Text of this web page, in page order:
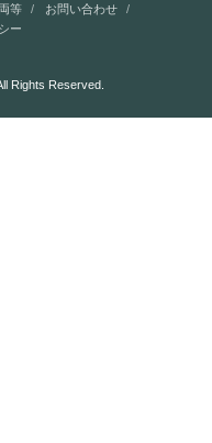
等
お問い合わせ
ー
Rights Reserved.